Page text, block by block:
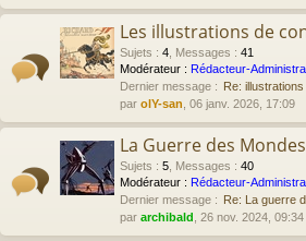
Les illustrations de
Sujets : 4 Messages : 41
Modérateur : Rédacteur-
Dernier message : Re:
par olY-san , 06 janv. 2026, 17:09
La Guerre des Mondes
Sujets : 5 Messages : 40
Modérateur : Rédacteur-
Dernier message : Re: La guerre
par archibald , 26 nov. 2024, 09:34